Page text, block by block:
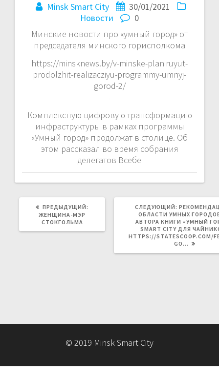
Minsk Smart City
30/01/2021
Новости
0
Минские новости про «умный город» от
председателя минского горисполкома
https://minsknews.by/v-minske-planiruyut-
prodolzhit-realizacziyu-programmy-umnyj-
gorod-2/
Комплексную цифровую трансформацию
инфраструктуры в рамках программы
«Умный город» продолжат в столице. Об
этом рассказал во время собрания
делегатов Всебе
ПРЕДЫДУЩИЙ:
ЖЕНЩИНА-МЭР
СТОКГОЛЬМА
СЛЕДУЮЩИЙ: СЛЕДУЮЩАЯ
ЗАПИСЬ:
ОБЛАСТИ УМНЫХ
АВТОРА КНИГИ «УМНЫЙ
SMART CITY ДЛЯ
HTTPS://STATESCOOP.COM/
GO…
© 2019 Minsk Smart City